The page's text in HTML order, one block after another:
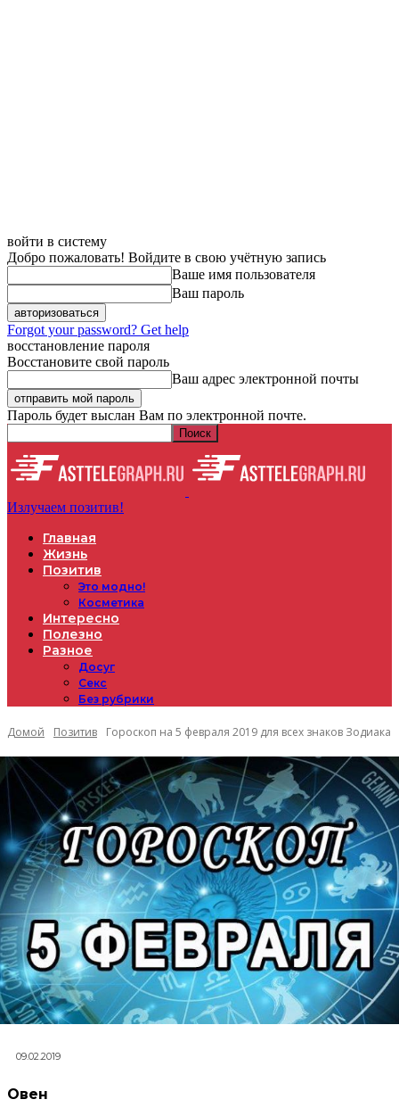
войти в систему
Добро пожаловать! Войдите в свою учётную запись
Ваше имя пользователя
Ваш пароль
Forgot your password? Get help
восстановление пароля
Восстановите свой пароль
Ваш адрес электронной почты
Пароль будет выслан Вам по электронной почте.
Излучаем позитив!
Главная
Жизнь
Позитив
Это модно!
Косметика
Интересно
Полезно
Разное
Досуг
Секс
Без рубрики
Домой Позитив Гороскоп на 5 февраля 2019 для всех знаков Зодиака
09.02.2019
Овен